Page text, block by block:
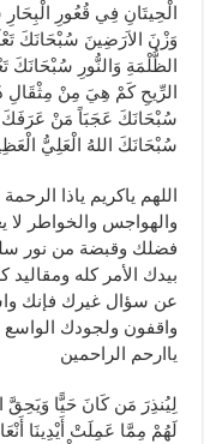
الْحِيتَانِ فِي قُعُورِ
وَزْنَ الاَرَضِينَ سُبْحَانَكَ
الظُّلْمَةِ وَالنُّورِ سُبْحَانَكَ
الرِّيحِ كَمْ هِيَ مِنْ
سُبْحَانَكَ عَجَبَاً مَنْ عَرَفَكَ
سُبْحَانَكَ اللهُ الْعَلِيُّ
اللهم ياكريم ياذا
والهواجس والخواطر
فضلك وقبضة من نور
بيدك الأمر كله ومقاليد
عن سؤال غيرك فإنك
واقفون ولجودك الواسع
ياارحم الراحمين
لِيُنذِرَ مَن كَانَ حَيًّا وَيَحِقَّ
لَهُمْ مِمَّا عَمِلَتْ أَيْدِينَا